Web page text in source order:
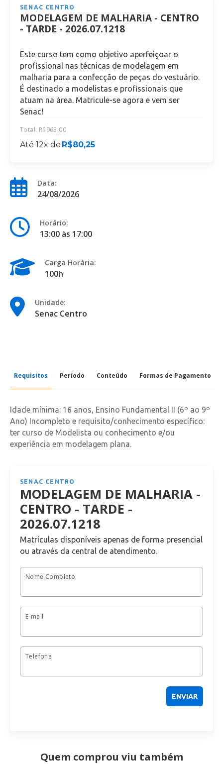
SENAC CENTRO
MODELAGEM DE MALHARIA - CENTRO
- TARDE - 2026.07.1218
Este curso tem como objetivo aperfeiçoar o
profissional nas técnicas de modelagem em
malharia para a confecção de peças do vestuário.
É destinado a modelistas e profissionais que
atuam na área. Matricule-se agora e vem ser
Senac!
Total: R$963,00
Até 12x de R$80,25
Data:
24/08/2026
Horário:
13:00 às 17:00
Carga Horária:
100h
Unidade:
Senac Centro
Requisitos Período Conteúdo Formas de Pagamento
Idade mínima: 16 anos, Ensino Fundamental II (6º ao 9º
Ano) Incompleto e requisito/conhecimento específico:
ter curso de Modelista ou conhecimento e/ou
experiência em modelagem plana.
SENAC CENTRO
MODELAGEM DE MALHARIA -
CENTRO - TARDE -
2026.07.1218
Matrículas disponíveis apenas de forma presencial
ou através da central de atendimento.
Nome Completo
E-mail
Telefone
Quem comprou viu também